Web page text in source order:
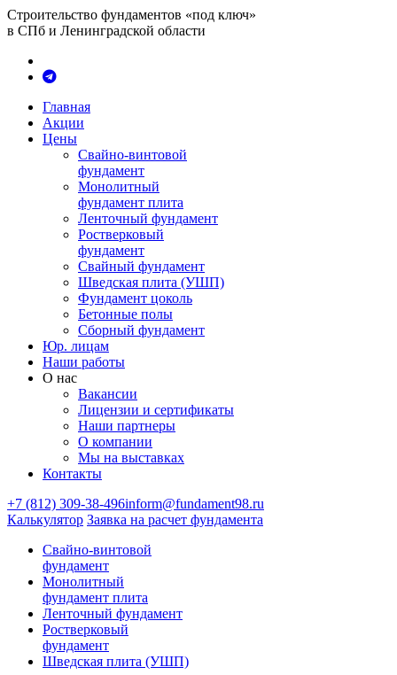
Строительство фундаментов «под ключ»
в СПб и Ленинградской области
Главная
Акции
Цены
Свайно-винтовой
фундамент
Монолитный
фундамент плита
Ленточный фундамент
Ростверковый
фундамент
Свайный фундамент
Шведская плита (УШП)
Фундамент цоколь
Бетонные полы
Сборный фундамент
Юр. лицам
Наши работы
О нас
Вакансии
Лицензии и сертификаты
Наши партнеры
О компании
Мы на выставках
Контакты
+7 (812) 309-38-496inform@fundament98.ru
Калькулятор Заявка на расчет фундамента
Свайно-винтовой
фундамент
Монолитный
фундамент плита
Ленточный фундамент
Ростверковый
фундамент
Шведская плита (УШП)